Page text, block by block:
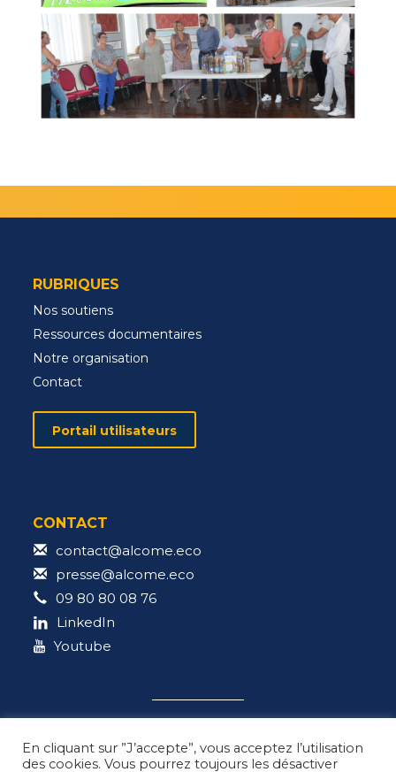
RUBRIQUES
Nos soutiens
Ressources documentaires
Notre organisation
Contact
Portail utilisateurs
CONTACT
contact@alcome.eco
presse@alcome.eco
09 80 80 08 76
LinkedIn
Youtube
En cliquant sur ”J’accepte”, vous acceptez l’utilisation
des cookies. Vous pourrez toujours les désactiver